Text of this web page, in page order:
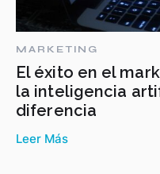
MARKETING
El éxito en el
la inteligencia
diferencia
Leer Más